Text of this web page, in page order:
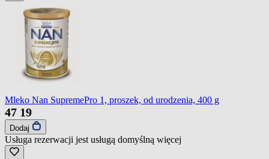
Mleko Nan SupremePro 1, proszek, od urodzenia, 400 g
47 19
Dodaj
Usługa rezerwacji jest usługą domyślną więcej